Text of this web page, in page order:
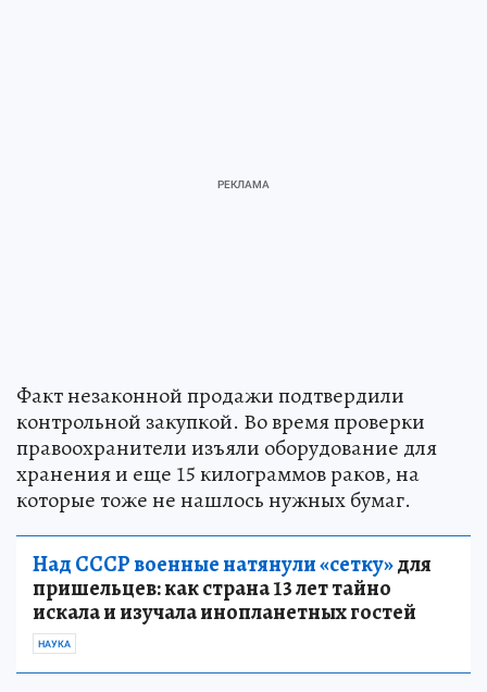
Факт незаконной продажи подтвердили
контрольной закупкой. Во время проверки
правоохранители изъяли оборудование для
хранения и еще 15 килограммов раков, на
которые тоже не нашлось нужных бумаг.
Над СССР военные натянули «сетку»для
пришельцев: как страна 13 лет тайно
искала и изучала инопланетных гостей
НАУКА